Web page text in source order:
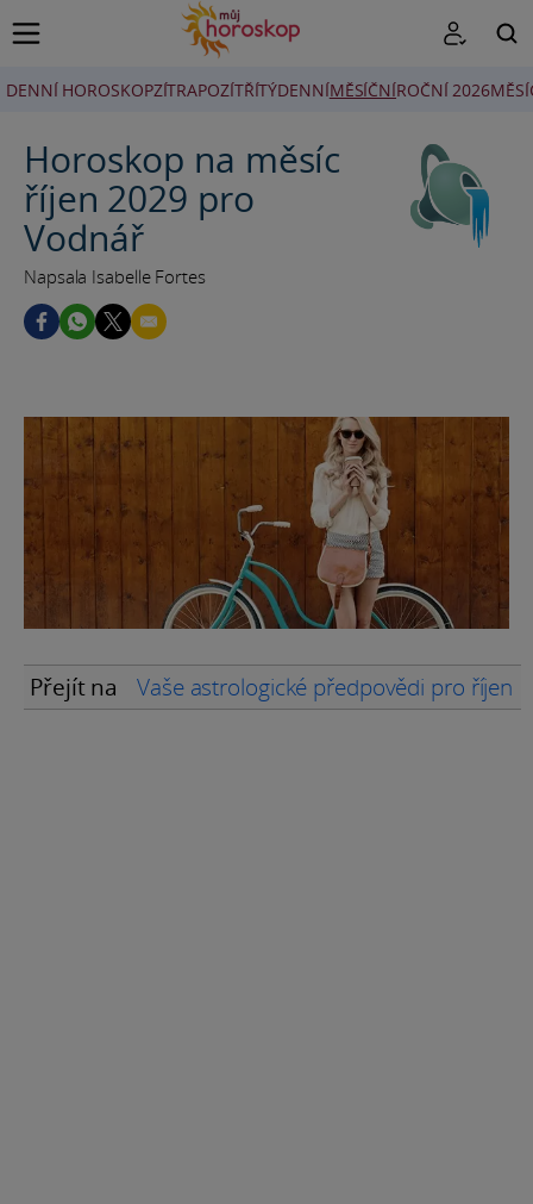
DENNÍ HOROSKOPZÍTRAPOZÍTŘÍTÝDENNÍMĚSÍČNÍROČNÍ 2026
Horoskop na měsíc
říjen 2029 pro
Vodnář
Napsala Isabelle Fortes
Přejít na Vaše astrologické předpovědi pro říjen